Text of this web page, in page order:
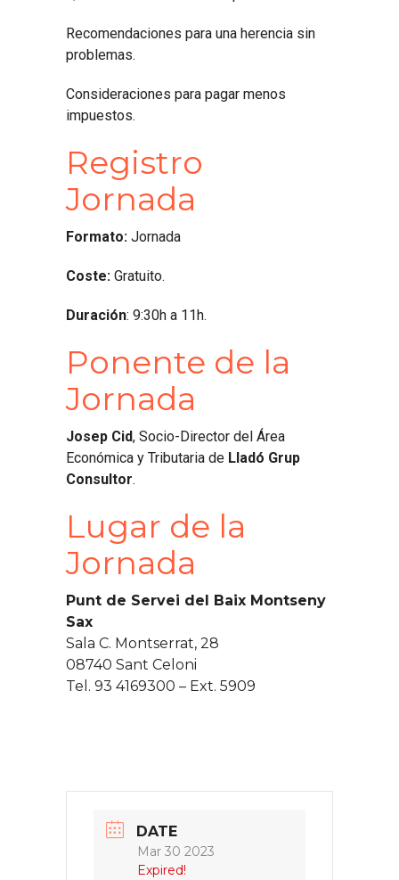
Recomendaciones para una herencia sin
problemas.
Consideraciones para pagar menos
impuestos.
Registro
Jornada
Formato: Jornada
Coste: Gratuito.
Duración: 9:30h a 11h.
Ponente de la
Jornada
Josep Cid, Socio-Director del Área
Económica y Tributaria de Lladó Grup
Consultor.
Lugar de la
Jornada
Punt de Servei del Baix Montseny
Sax
Sala C. Montserrat, 28
08740 Sant Celoni
Tel. 93 4169300 – Ext. 5909
DATE
Mar 30 2023
Expired!